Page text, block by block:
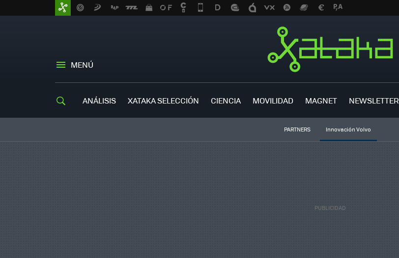
MENÚ
ANÁLISIS XATAKA SELECCIÓN CIENCIA MOVILIDAD MAGNET NEWSLETTER
PARTNERS Innovación Volvo